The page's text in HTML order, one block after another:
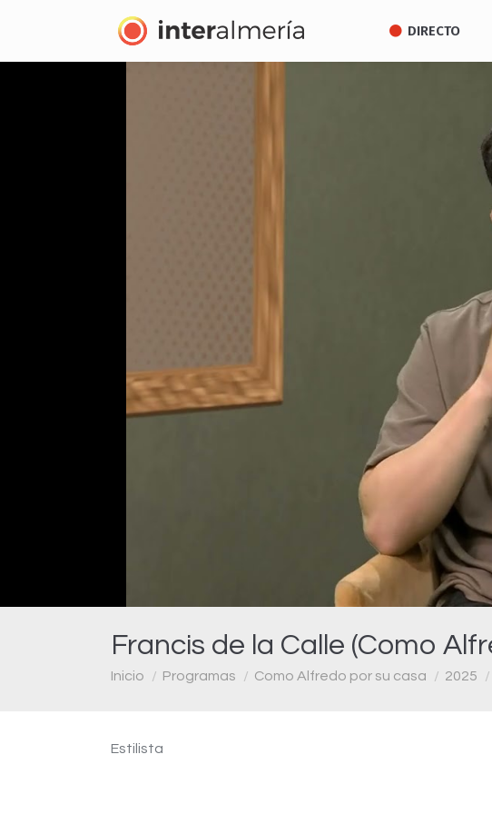
DIRECTO
Francis de la Calle (Como
Estás aquí:
Inicio Programas Como Alfredo por su casa 2025
Estilista